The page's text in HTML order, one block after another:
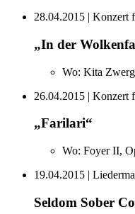
28.04.2015 | Konzert
„In der
Wo: Kita
26.04.2015 | Konzert
„Farilari“
Wo: Foyer II,
19.04.2015 |
Seldom Sober